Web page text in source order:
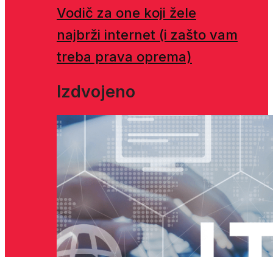
Vodič za one koji žele
najbrži internet (i zašto vam
treba prava oprema)
Izdvojeno